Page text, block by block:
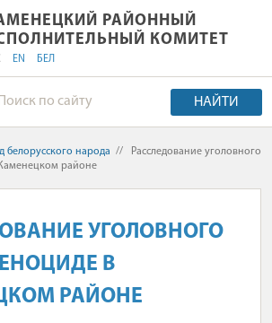
РАЙОННЫЙ
РАЙОННЫЙ
КОМИТЕТ
EN БЕЛ
НАЙТИ
белорусского народа //
Расследование уголовного
районе
УГОЛОВНОГО
В
РАЙОНЕ